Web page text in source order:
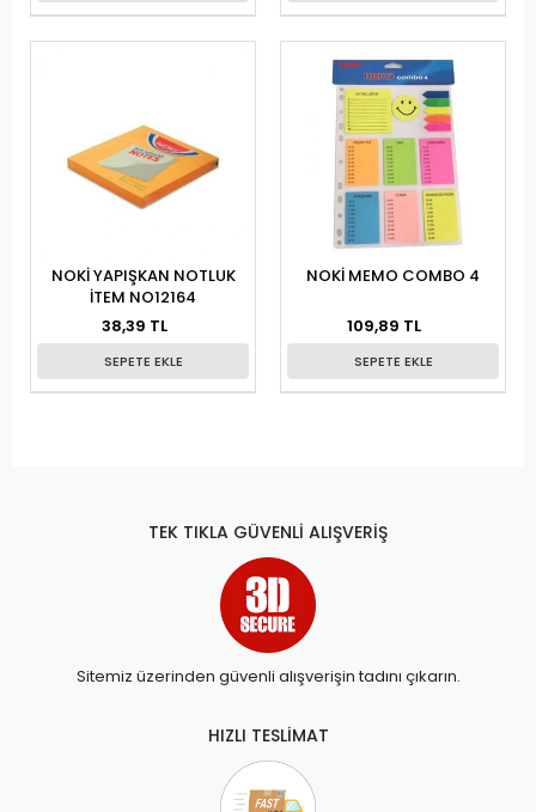
NOKİ YAPIŞKAN NOTLUK
İTEM NO12164
38,39 TL
SEPETE EKLE
NOKİ MEMO COMBO 4
109,89 TL
SEPETE EKLE
TEK TIKLA GÜVENLİ ALIŞVERİŞ
Sitemiz üzerinden güvenli alışverişin tadını çıkarın.
HIZLI TESLİMAT